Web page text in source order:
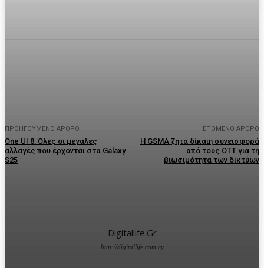
ΠΡΟΗΓΟΎΜΕΝΟ ΆΡΘΡΟ
One UI 8: Όλες οι μεγάλες
αλλαγές που έρχονται στα Galaxy
S25
ΕΠΌΜΕΝΟ ΆΡΘΡΟ
Η GSMA ζητά δίκαιη συνεισφορά
από τους OTT για τη
βιωσιμότητα των δικτύων
Digitallife.gr
http://digitallife.com.cy